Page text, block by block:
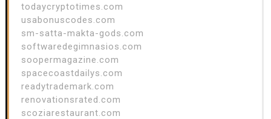
todaycryptotimes.com
usabonuscodes.com
sm-satta-makta-gods.com
softwaredegimnasios.com
soopermagazine.com
spacecoastdailys.com
readytrademark.com
renovationsrated.com
scoziarestaurant.com